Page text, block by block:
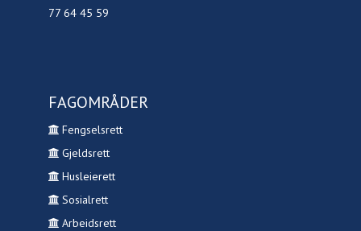
77 64 45 59
FAGOMRÅDER
Fengselsrett
Gjeldsrett
Husleierett
Sosialrett
Arbeidsrett